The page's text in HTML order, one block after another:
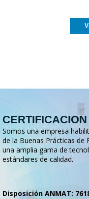
Somos una empresa
de la Buenas Prácticas de
una amplia gama de
estándares de calidad.
Disposición ANMAT: